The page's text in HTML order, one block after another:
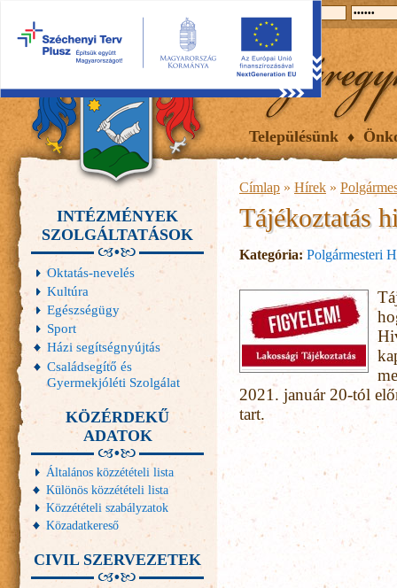
Településünk
Címlap » Hírek »
Tájékoztatás
Kategória:Polgármesteri
2021. január 20-tól
tart.
INTÉZMÉNYEK
SZOLGÁLTATÁSOK
Oktatás-nevelés
Kultúra
Egészségügy
Sport
Házi segítségnyújtás
Családsegítő és
Gyermekjóléti Szolgálat
KÖZÉRDEKŰ
ADATOK
Általános közzétételi lista
Különös közzétételi lista
Közzétételi szabályzatok
Közadatkereső
CIVIL SZERVEZETEK